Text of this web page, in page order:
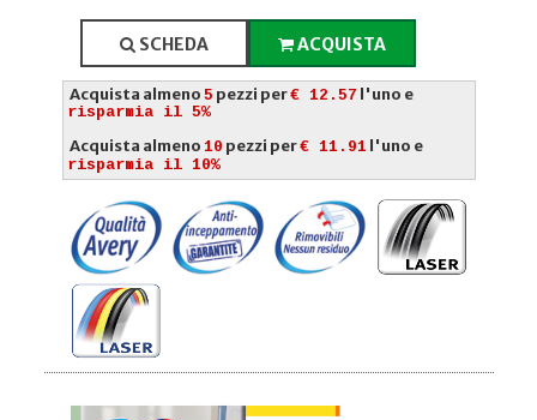
SCHEDA ACQUISTA
Acquista almeno 5 pezzi per€ 12.57 l'uno e
risparmia il 5%
Acquista almeno 10 pezzi per€ 11.91 l'uno e
risparmia il 10%